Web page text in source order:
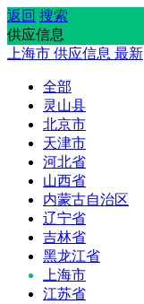
返回 搜索
供应信息
上海市 供应信息 最新
全部
灵山县
北京市
天津市
河北省
山西省
内蒙古自治区
辽宁省
吉林省
黑龙江省
上海市
江苏省